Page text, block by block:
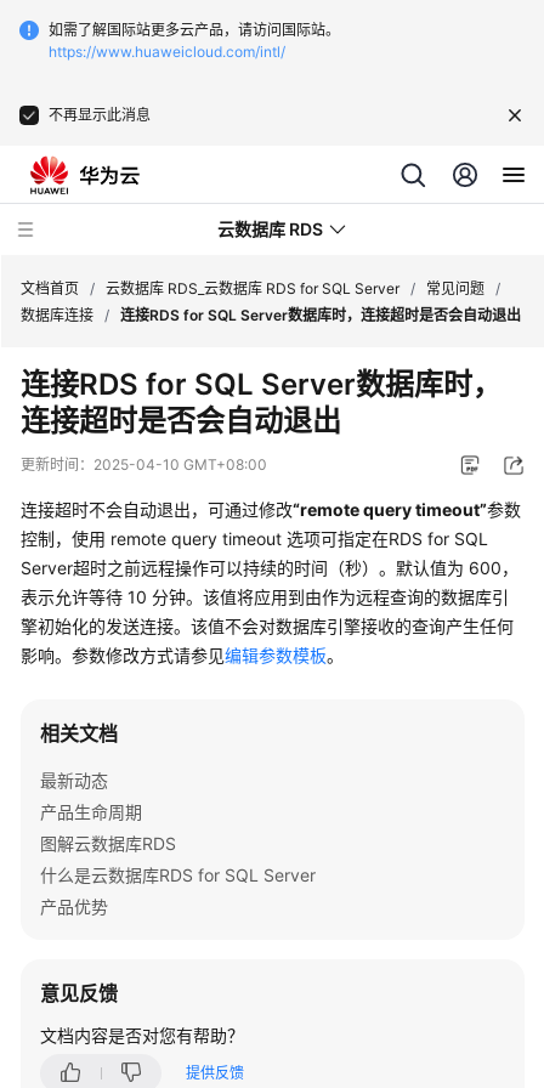
如需了解国际站更多云产品，请访问国际站。
https://www.huaweicloud.com/intl/
不再显示此消息
云数据库 RDS
最
新
态
服
务
公
告
品
绍
计
费
说
明
速
入
文档首页 / 云数据库 RDS_云数据库 RDS for SQL Server / 常见问题 /
数据库连接 / 连接RDS for SQL Server数据库时，连接超时是否会自动退出
连接RDS for SQL Server数据库时，
连接超时是否会自动退出
更新时间： 2025-04-10 GMT+08:00
连接超时不会自动退出，可通过修改“remote query timeout”参数
控制，使用 remote query timeout 选项可指定在RDS for SQL
Server超时之前远程操作可以持续的时间（秒）。默认值为 600，
表示允许等待 10 分钟。该值将应用到由作为远程查询的数据库引
擎初始化的发送连接。该值不会对数据库引擎接收的查询产生任何
影响。参数修改方式请参见编辑参数模板。
相关文档
最新动态
产品生命周期
图解云数据库RDS
什么是云数据库RDS for SQL Server
产品优势
意见反馈
文档内容是否对您有帮助？
提供反馈